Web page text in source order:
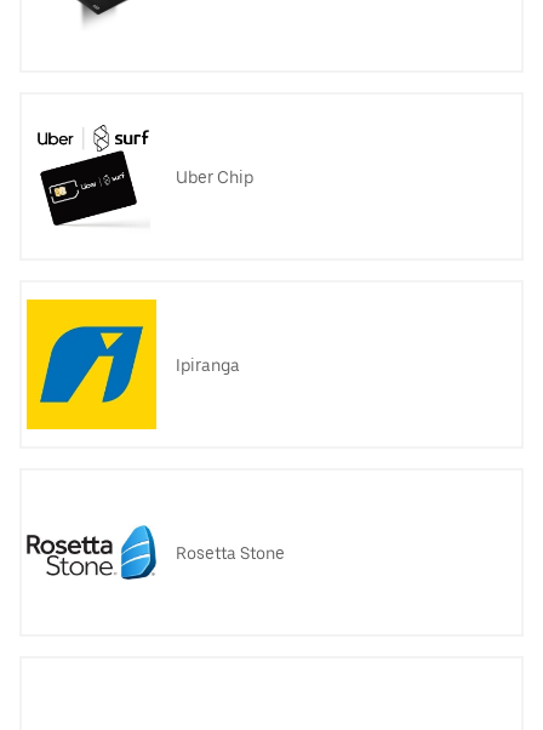
Uber Chip
Ipiranga
Rosetta Stone